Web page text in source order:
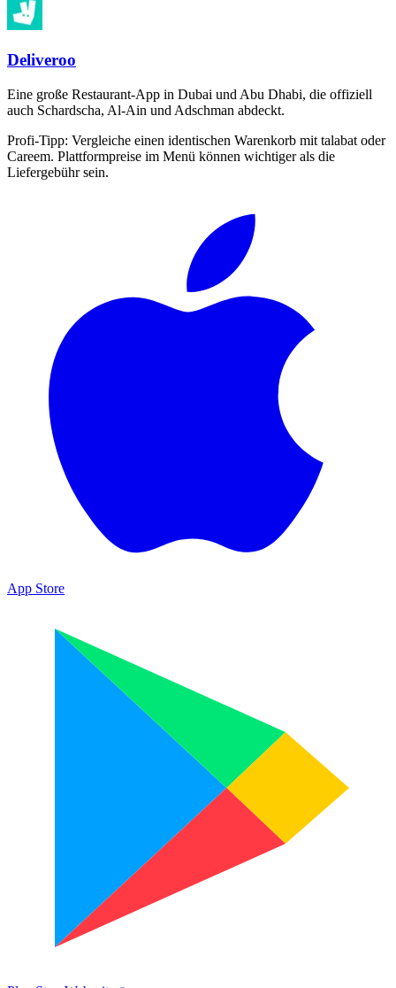
Deliveroo
Eine große Restaurant-App in Dubai und Abu Dhabi, die offiziell
auch Schardscha, Al-Ain und Adschman abdeckt.
Profi-Tipp: Vergleiche einen identischen Warenkorb mit talabat oder
Careem. Plattformpreise im Menü können wichtiger als die
Liefergebühr sein.
App Store